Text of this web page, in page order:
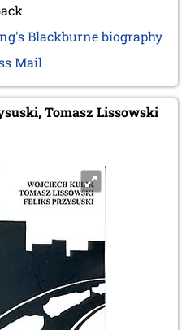
Blackburne biography
Mail
Tomasz Lissowski